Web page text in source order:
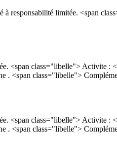
limitée. <span
<span class="libelle"> Activite :
. <span class="libelle">
<span class="libelle"> Activite :
. <span class="libelle">